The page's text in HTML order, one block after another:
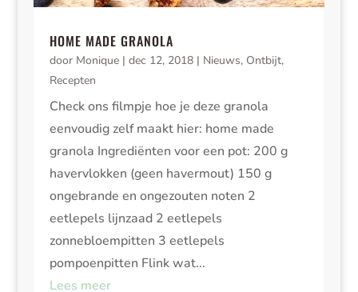
HOME MADE GRANOLA
door Monique| dec 12, 2018| Nieuws, Ontbijt,
Recepten
Check ons filmpje hoe je deze granola
eenvoudig zelf maakt hier: home made
granola Ingrediënten voor een pot: 200 g
havervlokken (geen havermout) 150 g
ongebrande en ongezouten noten 2
eetlepels lijnzaad 2 eetlepels
zonnebloempitten 3 eetlepels
pompoenpitten Flink wat...
Lees meer